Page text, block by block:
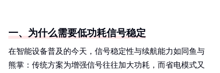
一、为什么需要低功耗信号稳定
在智能设备普及的今天，信号稳定性与续航能力如同鱼与
熊掌：传统方案为增强信号往往加大功耗，而省电模式又